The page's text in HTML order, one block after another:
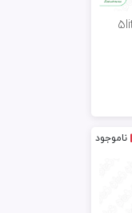
ناموجود